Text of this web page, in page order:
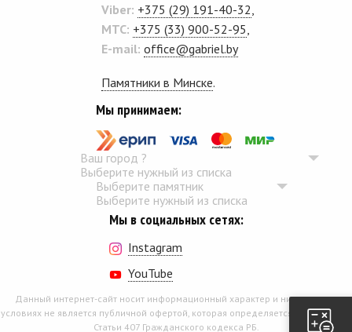
Viber: +375 (29) 191-40-32
MTC: +375 (33) 900-52-95
E-mail: office@gabriel.by
Памятники в Минске.
Мы принимаем:
Ваш город ?
Выберите нужный из списка
Выберите памятник
Выберите нужный из списка
Мы в социальных сетях:
Instagram
YouTube
Данный интернет-сайт носит информационный характер и ни при каких
условиях не является публичной офертой, которая определяется положением
Статьи 407 Гражданского кодекса РБ.